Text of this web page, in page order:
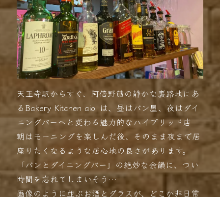
天王寺駅からすぐ、阿倍野筋の静かな裏路地にあ
るBakery Kitchen aioi は、昼はパン屋、夜はダイ
ニングバーへと変わる魅力的なハイブリッド店
朝はモーニングを楽しんだ後、そのまま夜まで居
座りたくなるような居心地の良さがあります。
「パンとダイニングバー」の絶妙な余韻に、つい
時間を忘れてしまいそう…
画像のように並ぶお酒とグラスが、どこか非日常